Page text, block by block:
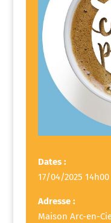
Dates :
17/04/2025
Adresse :
Maison Arc-en-